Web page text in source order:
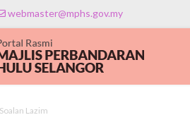
webmaster@mphs.gov.my
Soalan Lazim